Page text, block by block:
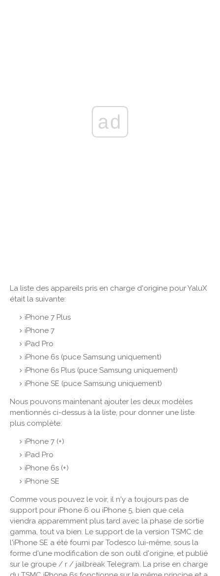
ad
La liste des appareils pris en charge d'origine pour YaluX
était la suivante:
iPhone 7 Plus
iPhone 7
iPad Pro
iPhone 6s (puce Samsung uniquement)
iPhone 6s Plus (puce Samsung uniquement)
iPhone SE (puce Samsung uniquement)
Nous pouvons maintenant ajouter les deux modèles
mentionnés ci-dessus à la liste, pour donner une liste
plus complète:
iPhone 7 (+)
iPad Pro
iPhone 6s (+)
iPhone SE
Comme vous pouvez le voir, il n'y a toujours pas de
support pour iPhone 6 ou iPhone 5, bien que cela
viendra apparemment plus tard avec la phase de sortie
gamma, tout va bien. Le support de la version TSMC de
l'iPhone SE a été fourni par Todesco lui-même, sous la
forme d'une modification de son outil d'origine, et publié
sur le groupe / r / jailbreak Telegram. La prise en charge